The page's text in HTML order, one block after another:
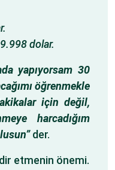
dolar.
yapıyorsam 30
öğrenmekle
için değil,
harcadığım
der.
etmenin önemi.